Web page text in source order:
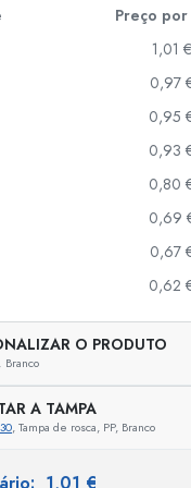
Preço por
1,01 €
0,97
0,95
0,93
0,80
0,69
0,67
0,62
O PRODUTO
Branco
A TAMPA
, Tampa de rosca, PP, Branco